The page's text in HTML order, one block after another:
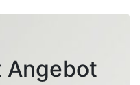
Angebot